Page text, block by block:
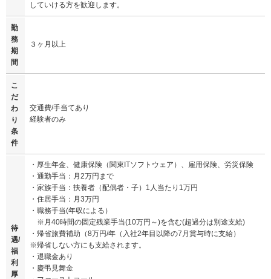
していける方を歓迎します。
勤
務
期
間
３ヶ月以上
こ
だ
わ
り
条
件
交通費/手当てあり
経験者のみ
待
遇/
福
利
厚
・厚生年金、健康保険（関東ITソフトウェア）、雇用保険、労災保険
・通勤手当：月2万円まで
・家族手当：扶養者（配偶者・子）1人当たり1万円
・住居手当：月3万円
・職務手当(年収による）
※月40時間の固定残業手当(10万円～)を含む(超過分は別途支給)
・帰省旅費補助（8万円/年（入社2年目以降の7月賞与時に支給）
※帰省しない方にも支給されます。
・退職金あり
・慶弔見舞金